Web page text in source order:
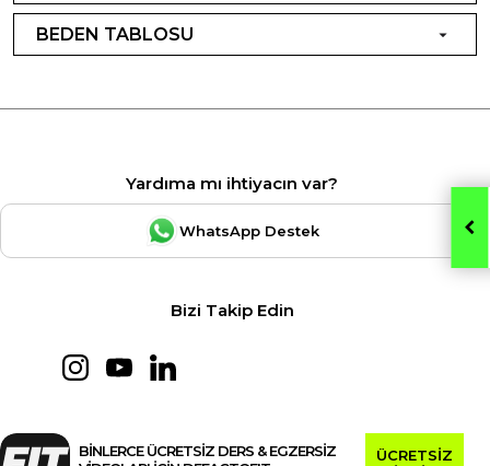
BEDEN TABLOSU
Yardıma mı ihtiyacın var?
WhatsApp Destek
Bizi Takip Edin
BİNLERCE ÜCRETSİZ DERS & EGZERSİZ
ÜCRETSİZ